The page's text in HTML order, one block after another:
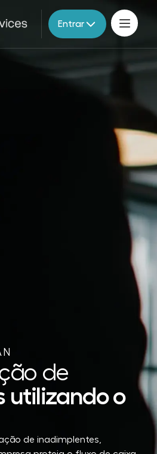
Entrar
de
utilizando o
de inadimplentes,